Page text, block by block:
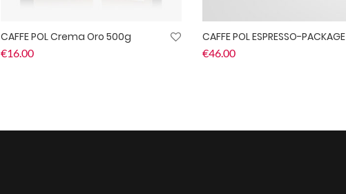
CAFFE POL Crema Oro 500g
€16.00
CAFFE POL ESPRESSO-PACKAGE
€46.00